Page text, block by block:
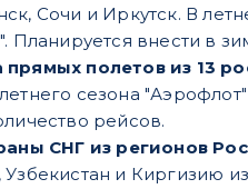
Сочи и Иркутск. В
Планируется внести в
полетов из 13
сезона
рейсов.
СНГ из регионов
и Киргизию